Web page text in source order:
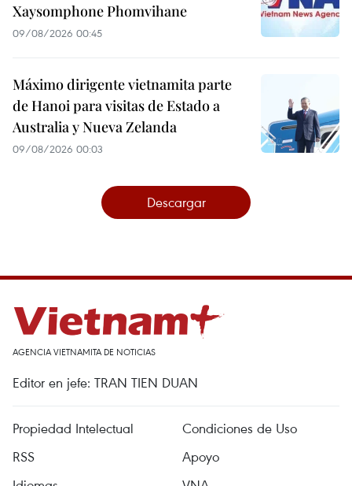
Xaysomphone Phomvihane
09/08/2026 00:45
Máximo dirigente vietnamita parte
de Hanoi para visitas de Estado a
Australia y Nueva Zelanda
09/08/2026 00:03
Descargar
AGENCIA VIETNAMITA DE NOTICIAS
Editor en jefe: TRAN TIEN DUAN
Propiedad Intelectual
Condiciones de Uso
RSS
Apoyo